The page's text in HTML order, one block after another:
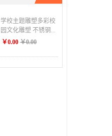
学校主题雕塑多彩校
园文化雕塑 不锈钢...
￥0.00 ￥0.00